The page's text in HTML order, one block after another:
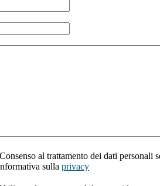
Consenso al trattamento dei dati personali
sulla privacy